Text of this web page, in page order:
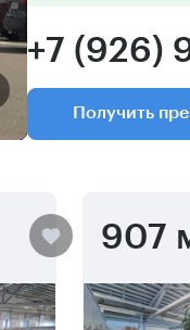
+7 (926)
Получить
907